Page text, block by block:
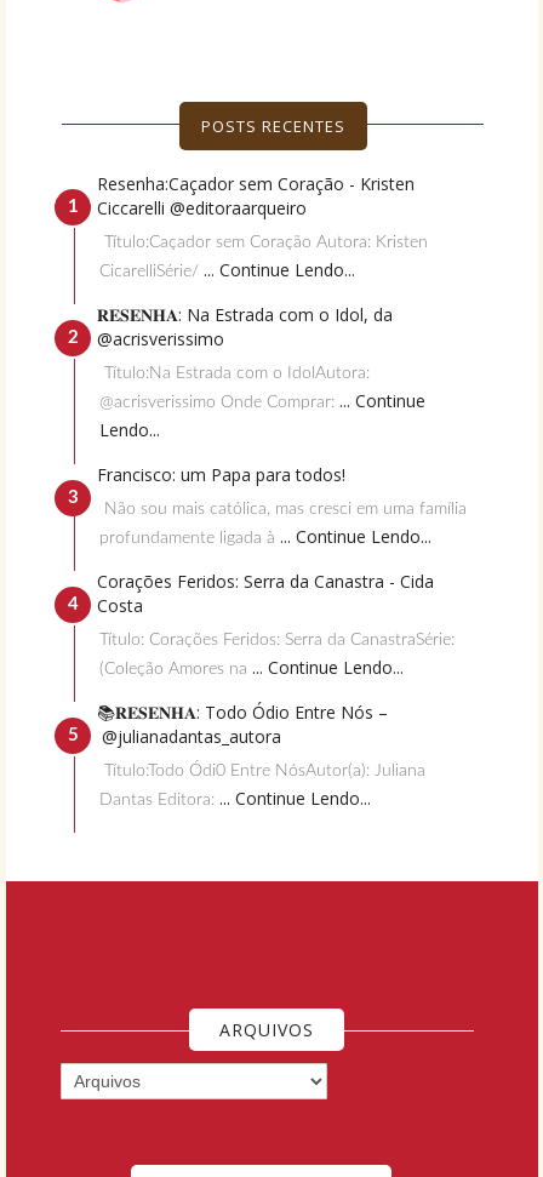
POSTS RECENTES
Resenha:Caçador sem Coração - Kristen
Ciccarelli @editoraarqueiro
Título:Caçador sem Coração Autora: Kristen
CicarelliSérie/ ... Continue Lendo...
𝐑𝐄𝐒𝐄𝐍𝐇𝐀: Na Estrada com o Idol, da
@acrisverissimo
Título:Na Estrada com o IdolAutora:
@acrisverissimo Onde Comprar: ... Continue
Lendo...
Francisco: um Papa para todos!
Não sou mais católica, mas cresci em uma família
profundamente ligada à ... Continue Lendo...
Corações Feridos: Serra da Canastra - Cida
Costa
Título: Corações Feridos: Serra da CanastraSérie:
(Coleção Amores na ... Continue Lendo...
📚𝐑𝐄𝐒𝐄𝐍𝐇𝐀: Todo Ódio Entre Nós –
@julianadantas_autora
Título:Todo Ódi0 Entre NósAutor(a): Juliana
Dantas Editora: ... Continue Lendo...
ARQUIVOS